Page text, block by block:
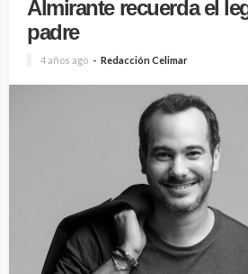
Almirante recuerda el
padre
4 años ago Redacción Celimar